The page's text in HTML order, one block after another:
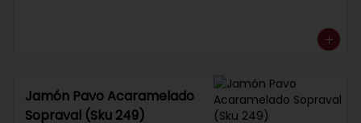
Jamón Pavo Acaramelado
Sopraval (Sku 249)